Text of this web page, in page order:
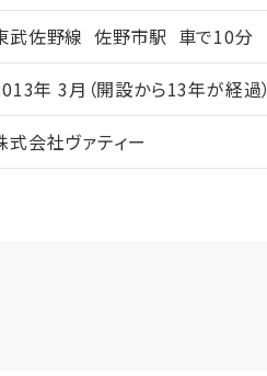
武佐野線 佐野市駅 車で10分
年 3月（開設から13年が経過）
式会社ヴァティー